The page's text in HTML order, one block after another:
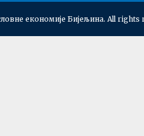
економије Бијељина. All rights